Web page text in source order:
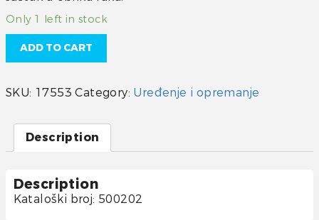
Only 1 left in stock
ADD TO CART
SKU: 17553 Category: Uređenje i opremanje
Description
Description
Kataloški broj: 500202